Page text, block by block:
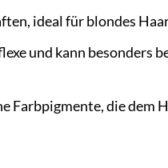
ideal für blondes
und kann besonders
Farbpigmente, die dem